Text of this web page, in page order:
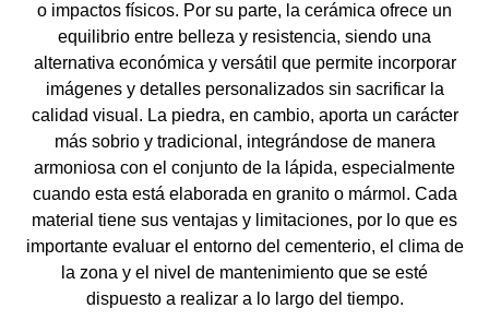
o impactos físicos. Por su parte, la cerámica ofrece un
equilibrio entre belleza y resistencia, siendo una
alternativa económica y versátil que permite incorporar
imágenes y detalles personalizados sin sacrificar la
calidad visual. La piedra, en cambio, aporta un carácter
más sobrio y tradicional, integrándose de manera
armoniosa con el conjunto de la lápida, especialmente
cuando esta está elaborada en granito o mármol. Cada
material tiene sus ventajas y limitaciones, por lo que es
importante evaluar el entorno del cementerio, el clima de
la zona y el nivel de mantenimiento que se esté
dispuesto a realizar a lo largo del tiempo.